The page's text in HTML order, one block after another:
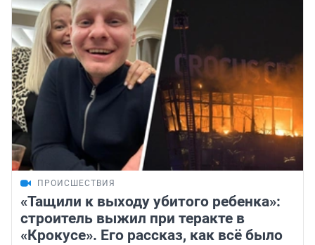
ПРОИСШЕСТВИЯ
«Тащили к выходу убитого ребенка»:
строитель выжил при теракте в
«Крокусе». Его рассказ, как всё было